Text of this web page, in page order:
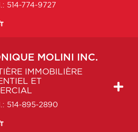
514-774-9727
MOLINI INC.
IMMOBILIÈRE
ET
514-895-2890